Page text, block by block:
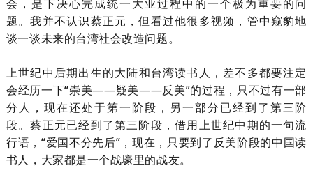
会，是下决心完成统一大业过程中的一个极为重要的问
题。我并不认识蔡正元，但看过他很多视频，管中窥豹地
谈一谈未来的台湾社会改造问题。
上世纪中后期出生的大陆和台湾读书人，差不多都要注定
会经历一下“崇美——疑美——反美”的过程，只不过有一部
分人，现在还处于第一阶段，另一部分已经到了第三阶
段。蔡正元已经到了第三阶段，借用上世纪中期的一句流
行语，“爱国不分先后”，现在，只要到了反美阶段的中国读
书人，大家都是一个战壕里的战友。